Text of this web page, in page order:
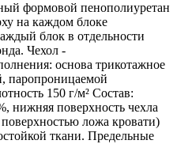
формовой пенополиуретан
на каждом блоке
блок в отдельности
Чехол -
основа трикотажное
паропроницаемой
150 г/м² Состав:
нижняя поверхность чехла
поверхностью ложа кровати)
ткани. Предельные